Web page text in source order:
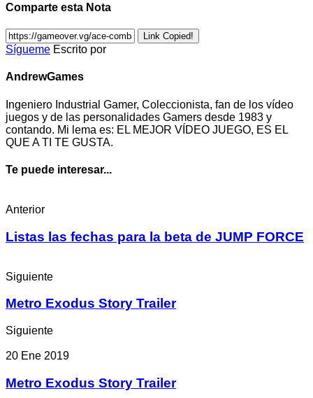
Comparte esta Nota
Link Copied!
Sígueme Escrito por
AndrewGames
Ingeniero Industrial Gamer, Coleccionista, fan de los vídeo
juegos y de las personalidades Gamers desde 1983 y
contando. Mi lema es: EL MEJOR VÍDEO JUEGO, ES EL
QUE A TI TE GUSTA.
Te puede interesar...
Anterior
Listas las fechas para la beta de JUMP FORCE
Siguiente
Metro Exodus Story Trailer
Siguiente
20 Ene 2019
Metro Exodus Story Trailer